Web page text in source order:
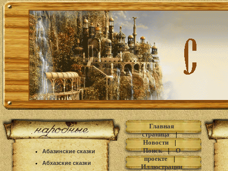
Абазинские сказки
Абхазские сказки
Главная
страница|
Новости|
Поиск|О
проекте|
Иллюстрации